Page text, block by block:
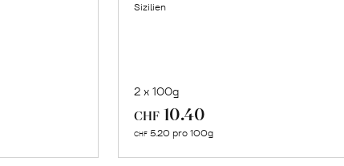
Sizilien
2 x 100g
CHF 10.40
CHF 5.20 pro 100g